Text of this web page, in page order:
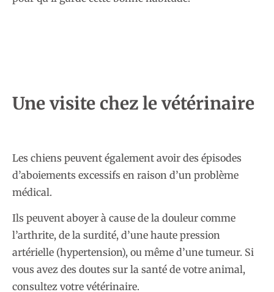
Une visite chez le vétérinaire
Les chiens peuvent également avoir des épisodes
d’aboiements excessifs en raison d’un problème
médical.
Ils peuvent aboyer à cause de la douleur comme
l’arthrite, de la surdité, d’une haute pression
artérielle (hypertension), ou même d’une tumeur. Si
vous avez des doutes sur la santé de votre animal,
consultez votre vétérinaire.